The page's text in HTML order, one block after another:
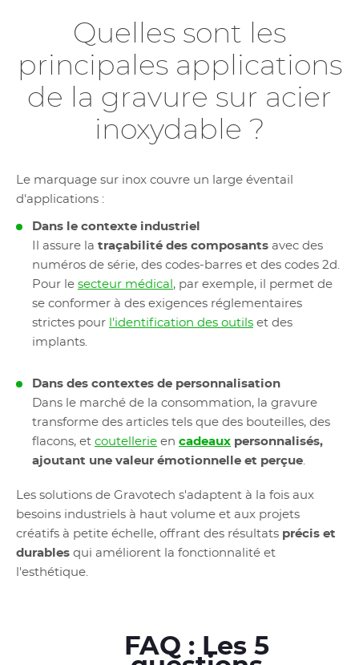
Quelles sont les
principales applications
de la gravure sur acier
inoxydable ?
Le marquage sur inox couvre un large éventail
d'applications :
Dans le contexte industriel
Il assure la traçabilité des composants avec des
numéros de série, des codes-barres et des codes 2d.
Pour le secteur médical , par exemple, il permet de
se conformer à des exigences réglementaires
strictes pour l'identification des outils et des
implants.
Dans des contextes de personnalisation
Dans le marché de la consommation, la gravure
transforme des articles tels que des bouteilles, des
flacons, et coutellerie en cadeaux personnalisés,
ajoutant une valeur émotionnelle et perçue.
Les solutions de Gravotech s'adaptent à la fois aux
besoins industriels à haut volume et aux projets
créatifs à petite échelle, offrant des résultats précis et
durables qui améliorent la fonctionnalité et
l'esthétique.
FAQ : Les 5